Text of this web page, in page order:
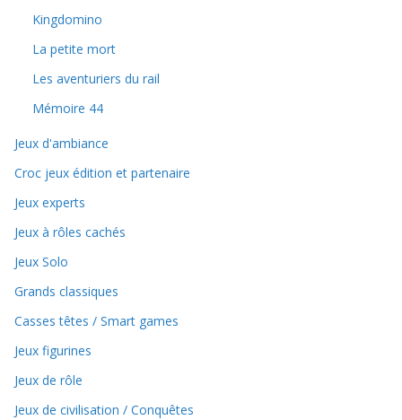
Kingdomino
La petite mort
Les aventuriers du rail
Mémoire 44
Jeux d'ambiance
Croc jeux édition et partenaire
Jeux experts
Jeux à rôles cachés
Jeux Solo
Grands classiques
Casses têtes / Smart games
Jeux figurines
Jeux de rôle
Jeux de civilisation / Conquêtes